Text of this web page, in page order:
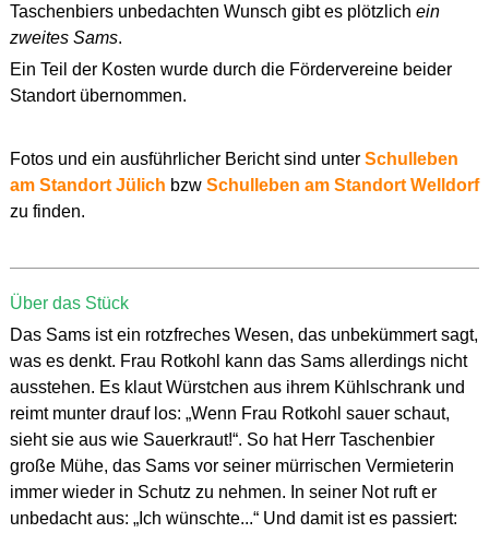
Taschenbiers unbedachten Wunsch gibt es plötzlich ein
zweites Sams.
Ein Teil der Kosten wurde durch die Fördervereine beider
Standort übernommen.
Fotos und ein ausführlicher Bericht sind unter Schulleben
am Standort Jülich bzw Schulleben am Standort Welldorf
zu finden.
Über das Stück
Das Sams ist ein rotzfreches Wesen, das unbekümmert sagt,
was es denkt. Frau Rotkohl kann das Sams allerdings nicht
ausstehen. Es klaut Würstchen aus ihrem Kühlschrank und
reimt munter drauf los: „Wenn Frau Rotkohl sauer schaut,
sieht sie aus wie Sauerkraut!“. So hat Herr Taschenbier
große Mühe, das Sams vor seiner mürrischen Vermieterin
immer wieder in Schutz zu nehmen. In seiner Not ruft er
unbedacht aus: „Ich wünschte...“ Und damit ist es passiert: